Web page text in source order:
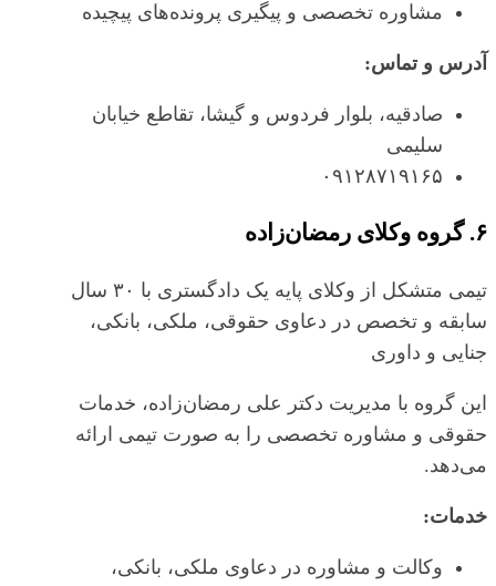
مشاوره تخصصی و پیگیری پرونده‌های پیچیده
آدرس و تماس:
صادقیه، بلوار فردوس و گیشا، تقاطع خیابان
سلیمی
۰۹۱۲۸۷۱۹۱۶۵
۶. گروه وکلای رمضان‌زاده
تیمی متشکل از وکلای پایه یک دادگستری با ۳۰ سال
سابقه و تخصص در دعاوی حقوقی، ملکی، بانکی،
جنایی و داوری
این گروه با مدیریت دکتر علی رمضان‌زاده، خدمات
حقوقی و مشاوره تخصصی را به صورت تیمی ارائه
می‌دهد.
خدمات:
وکالت و مشاوره در دعاوی ملکی، بانکی،